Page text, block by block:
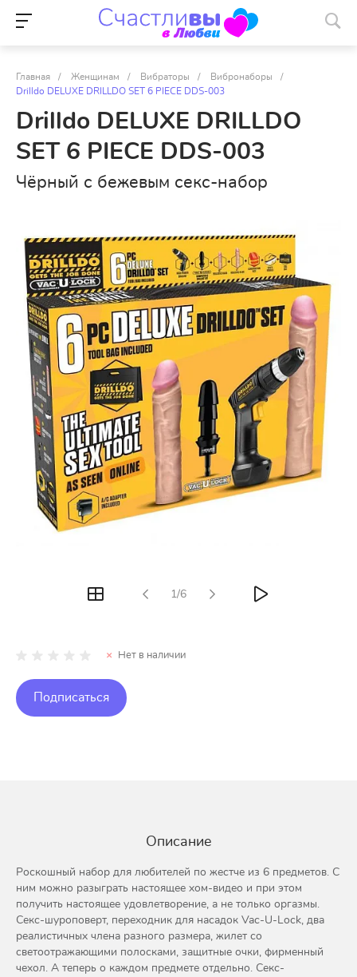
Главная / Женщинам / Вибраторы / Вибронаборы
/
Drilldo DELUXE DRILLDO SET 6 PIECE DDS-003
Drilldo DELUXE DRILLDO
SET 6 PIECE DDS-003
Чёрный с бежевым секс-набор
1/6
Нет в наличии
Подписаться
Описание
Роскошный набор для любителей по жестче из 6 предметов. С
ним можно разыграть настоящее хом-видео и при этом
получить настоящее удовлетворение, а не только оргазмы.
Секс-шуроповерт, переходник для насадок Vac-U-Lock, два
реалистичных члена разного размера, жилет со
светоотражающими полосками, защитные очки, фирменный
чехол. А теперь о каждом предмете отдельно. Секс-